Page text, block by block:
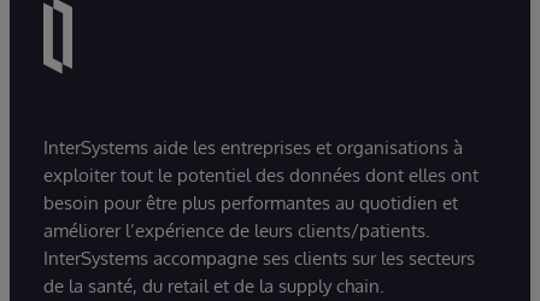
InterSystems aide les entreprises et organisations à
exploiter tout le potentiel des données dont elles ont
besoin pour être plus performantes au quotidien et
améliorer l’expérience de leurs clients/patients.
InterSystems accompagne ses clients sur les secteurs
de la santé, du retail et de la supply chain.